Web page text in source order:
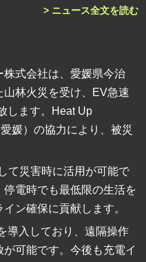
> ニュース全文を読む
式会社は、愛媛県今治
林火災を受け、EV急速
します。Heat Up
媛）の協力により、被災
て災害時に活用が可能で
電時でも最低限の生活を
ン確保に貢献します。
導入しており、遠隔操作
可能です。今後も充電イ